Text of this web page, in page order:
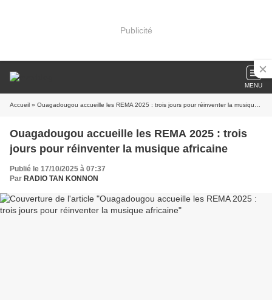
Publicité
MENU
Accueil » Ouagadougou accueille les REMA 2025 : trois jours pour réinventer la musique africaine
Ouagadougou accueille les REMA 2025 : trois
jours pour réinventer la musique africaine
Publié le 17/10/2025 à 07:37
Par RADIO TAN KONNON